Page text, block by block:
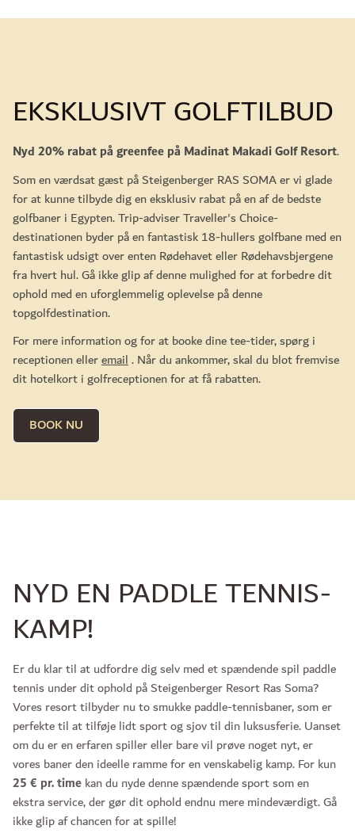
EKSKLUSIVT GOLFTILBUD
Nyd 20% rabat på greenfee på Madinat Makadi Golf Resort.
Som en værdsat gæst på Steigenberger RAS SOMA er vi glade
for at kunne tilbyde dig en eksklusiv rabat på en af de bedste
golfbaner i Egypten. Trip-adviser Traveller's Choice-
destinationen byder på en fantastisk 18-hullers golfbane med en
fantastisk udsigt over enten Rødehavet eller Rødehavsbjergene
fra hvert hul. Gå ikke glip af denne mulighed for at forbedre dit
ophold med en uforglemmelig oplevelse på denne
topgolfdestination.
For mere information og for at booke dine tee-tider, spørg i
receptionen elleremail. Når du ankommer, skal du blot fremvise
dit hotelkort i golfreceptionen for at få rabatten.
BOOK NU
NYD EN PADDLE TENNIS-
KAMP!
Er du klar til at udfordre dig selv med et spændende spil paddle
tennis under dit ophold på Steigenberger Resort Ras Soma?
Vores resort tilbyder nu to smukke paddle-tennisbaner, som er
perfekte til at tilføje lidt sport og sjov til din luksusferie. Uanset
om du er en erfaren spiller eller bare vil prøve noget nyt, er
vores baner den ideelle ramme for en venskabelig kamp. For kun
25 € pr. timekan du nyde denne spændende sport som en
ekstra service, der gør dit ophold endnu mere mindeværdigt. Gå
ikke glip af chancen for at spille!